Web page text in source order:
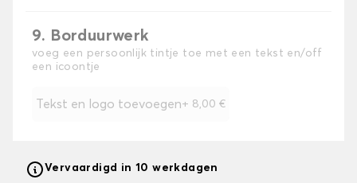
9. Borduurwerk
voeg een persoonlijk tintje toe met een tekst en/off
een icoontje
Tekst en logo toevoegen+ 8,00 €
Vervaardigd in 10 werkdagen